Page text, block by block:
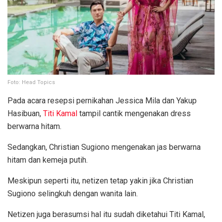
Foto: Head Topics
Pada acara resepsi pernikahan Jessica Mila dan Yakup
Hasibuan, Titi Kamal tampil cantik mengenakan dress
berwarna hitam.
Sedangkan, Christian Sugiono mengenakan jas berwarna
hitam dan kemeja putih.
Meskipun seperti itu, netizen tetap yakin jika Christian
Sugiono selingkuh dengan wanita lain.
Netizen juga berasumsi hal itu sudah diketahui Titi Kamal,